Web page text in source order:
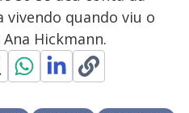
vivendo quando viu o
Hickmann.